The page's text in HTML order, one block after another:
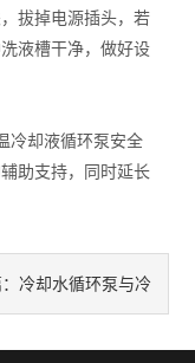
拔掉电源插头，若
液槽干净，做好设
却液循环泵安全
助支持，同时延长
冷却水循环泵与冷